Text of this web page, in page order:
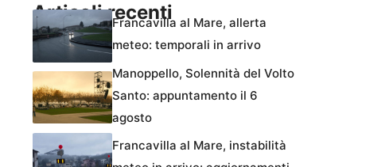
Articoli recentiFrancavilla al Mare, allerta
meteo: temporali in arrivo
Manoppello, Solennità del Volto
Santo: appuntamento il 6
agosto
Francavilla al Mare, instabilità